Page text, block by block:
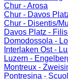
Chur - Arosa
Chur - Davos
Chur - Disentis/
Davos Platz -
Domodossola -
Interlaken Ost -
Luzern -
Montreux -
Pontresina -